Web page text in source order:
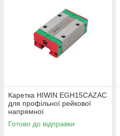
Каретка HIWIN EGH15CAZAC
для профільної рейкової
напрямної
Готово до відправки